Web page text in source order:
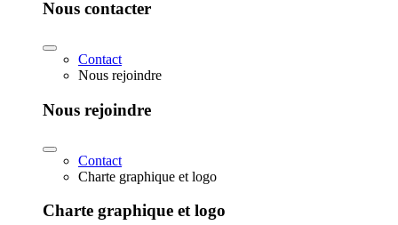
Nous contacter
Contact
Nous rejoindre
Nous rejoindre
Contact
Charte graphique et logo
Charte graphique et logo